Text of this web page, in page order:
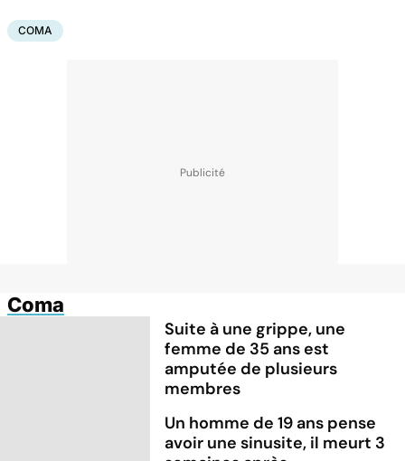
COMA
Coma
Suite à une grippe, une
femme de 35 ans est
amputée de plusieurs
membres
Un homme de 19 ans pense
avoir une sinusite, il meurt 3